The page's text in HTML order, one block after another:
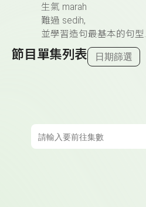
生氣 marah
難過 sedih,
並學習造句最基本的句型.
節目單集列表 日期篩選